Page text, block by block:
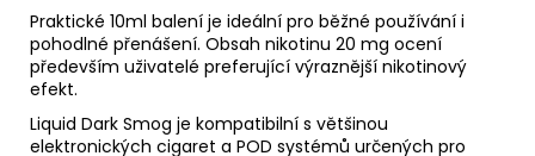
Praktické 10ml balení je ideální pro běžné používání i
pohodlné přenášení. Obsah nikotinu 20 mg ocení
především uživatelé preferující výraznější nikotinový
efekt.
Liquid Dark Smog je kompatibilní s většinou
elektronických cigaret a POD systémů určených pro